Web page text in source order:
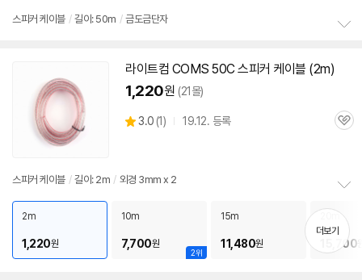
스피커 케이블 / 길이: 50m / 금도금단자
라이트컴 COMS 50C스피커 케이블 (2m)
1,220원 (21몰)
별
3.0 (상
1) 19.12. 등록
관
스피커 케이블 / 길이: 2m / 외경 3mm x 2
펼
치
2m
1,220원
2위
10m
7,700원
15m
11,480원 15,700
더보기